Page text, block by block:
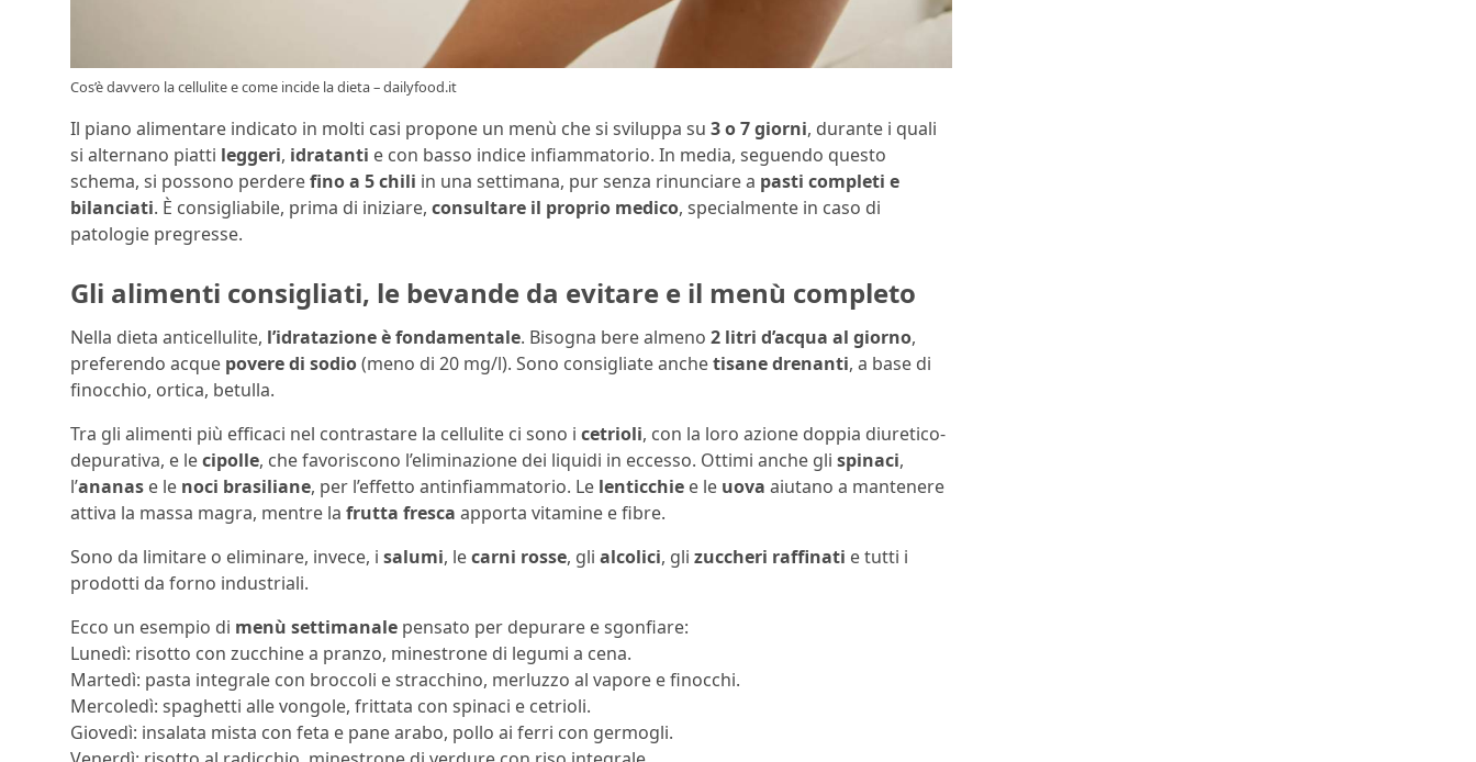
Cos’è davvero la cellulite e come incide la dieta – dailyfood.it
Il piano alimentare indicato in molti casi propone un menù che si sviluppa su 3 o 7 giorni, durante i quali
si alternano piatti leggeri, idratanti e con basso indice infiammatorio. In media, seguendo questo
schema, si possono perderefino a 5 chili in una settimana, pur senza rinunciare a pasti completi e
bilanciati. È consigliabile, prima di iniziare, consultare il proprio medico, specialmente in caso di
patologie pregresse.
Gli alimenti consigliati, le bevande da evitare e il menù completo
Nella dieta anticellulite, l’idratazione è fondamentale. Bisogna bere almeno 2 litri d’acqua al giorno,
preferendo acque povere di sodio(meno di 20 mg/l). Sono consigliate anchetisane drenanti, a base di
finocchio, ortica, betulla.
Tra gli alimenti più efficaci nel contrastare la cellulite ci sono i cetrioli, con la loro azione doppia diuretico-
depurativa, e lecipolle, che favoriscono l’eliminazione dei liquidi in eccesso. Ottimi anche gli spinaci,
l’ananas e le noci brasiliane, per l’effetto antinfiammatorio. Le lenticchie e le uova aiutano a mantenere
attiva la massa magra, mentre la frutta fresca apporta vitamine e fibre.
Sono da limitare o eliminare, invece, i salumi, lecarni rosse, gli alcolici, gli zuccheri raffinati e tutti i
prodotti da forno industriali.
Ecco un esempio di menù settimanale pensato per depurare e sgonfiare:
Lunedì: risotto con zucchine a pranzo, minestrone di legumi a cena.
Martedì: pasta integrale con broccoli e stracchino, merluzzo al vapore e finocchi.
Mercoledì: spaghetti alle vongole, frittata con spinaci e cetrioli.
Giovedì: insalata mista con feta e pane arabo, pollo ai ferri con germogli.